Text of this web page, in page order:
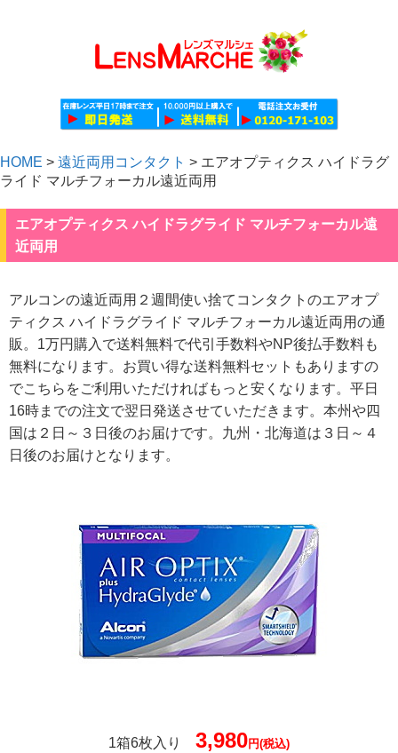
HOME > 遠近両用コンタクト > エアオプティクス ハイドラグ
ライド マルチフォーカル遠近両用
エアオプティクス ハイドラグライド マルチフォーカル遠
近両用
アルコンの遠近両用２週間使い捨てコンタクトのエアオプ
ティクス ハイドラグライド マルチフォーカル遠近両用の通
販。1万円購入で送料無料で代引手数料やNP後払手数料も
無料になります。お買い得な送料無料セットもありますの
でこちらをご利用いただければもっと安くなります。平日
16時までの注文で翌日発送させていただきます。本州や四
国は２日～３日後のお届けです。九州・北海道は３日～４
日後のお届けとなります。
1箱6枚入り 3,980円(税込)